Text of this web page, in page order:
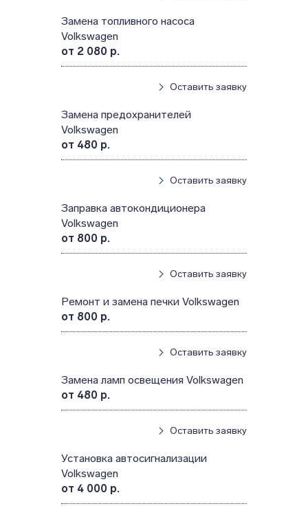
Замена топливного насоса
Volkswagen
от 2 080 р.
Оставить заявку
Замена предохранителей
Volkswagen
от 480 р.
Оставить заявку
Заправка автокондиционера
Volkswagen
от 800 р.
Оставить заявку
Ремонт и замена печки Volkswagen
от 800 р.
Оставить заявку
Замена ламп освещения Volkswagen
от 480 р.
Оставить заявку
Установка автосигнализации
Volkswagen
от 4 000 р.